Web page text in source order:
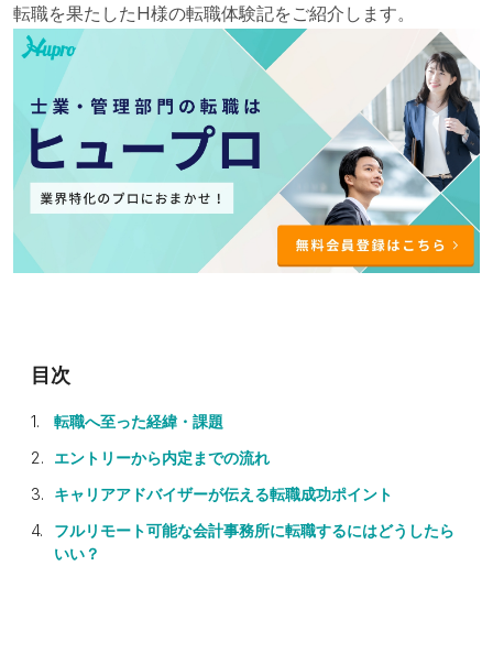
転職を果たしたH様の転職体験記をご紹介します。
転職へ至った経緯・課題
エントリーから内定までの流れ
キャリアアドバイザーが伝える転職成功ポイント
フルリモート可能な会計事務所に転職するにはどうしたら
いい？